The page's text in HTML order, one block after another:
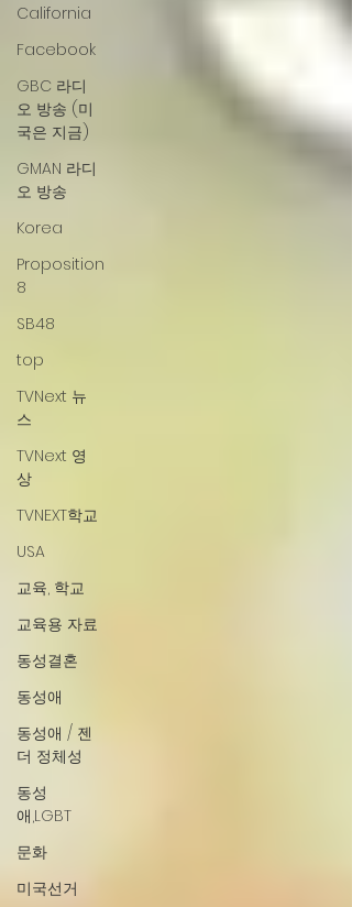
California
Facebook
GBC 라디
오 방송 (미
국은 지금)
GMAN 라디
오 방송
Korea
Proposition
8
SB48
top
TVNext 뉴
스
TVNext 영
상
TVNEXT학교
USA
교육, 학교
교육용 자료
동성결혼
동성애
동성애 / 젠
더 정체성
동성
애,LGBT
문화
미국선거